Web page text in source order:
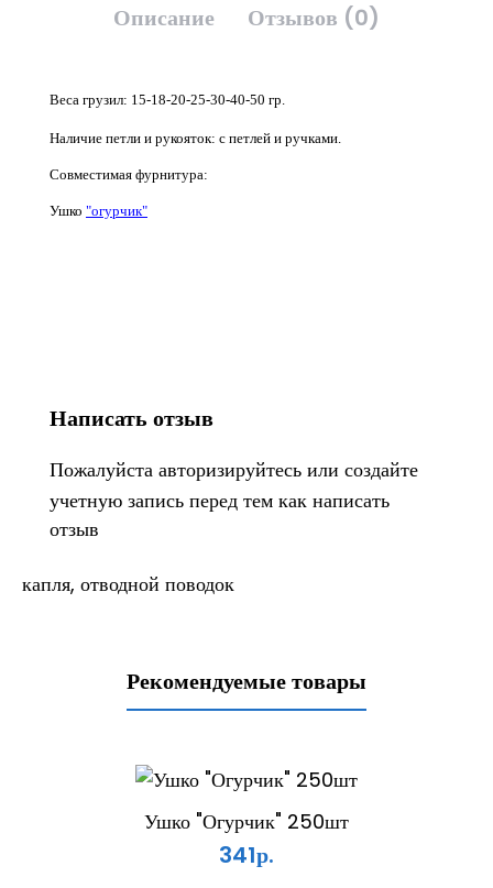
Описание Отзывов (0)
Веса грузил: 15-18-20-25-30-40-50 гр.
Наличие петли и рукояток: с петлей и ручками.
Совместимая фурнитура:
Ушко "огурчик"
Написать отзыв
Пожалуйста авторизируйтесь или создайте
учетную запись перед тем как написать
отзыв
капля, отводной поводок
Рекомендуемые товары
Ушко "Огурчик" 250шт
341р.